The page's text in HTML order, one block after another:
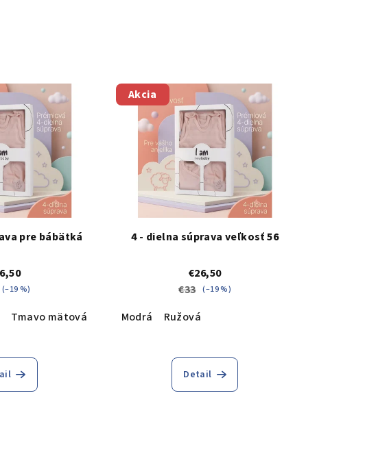
pre bábätká
(–19 %)
Tmavo mätová
Akcia
4 - dielna súprava veľkosť 56
€26,50
€33 (–19 %)
Modrá Ružová
Detail